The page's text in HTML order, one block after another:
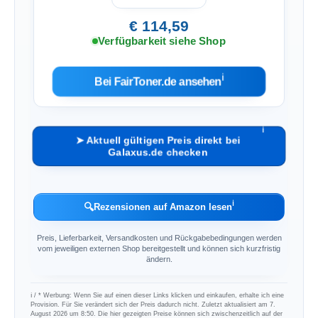
€ 114,59
Verfügbarkeit siehe Shop
Bei FairToner.de ansehenℹ︎
➤ Aktuell gültigen Preis direkt bei
Galaxus.de checken
ℹ︎
🔍Rezensionen auf Amazon lesenℹ︎
Preis, Lieferbarkeit, Versandkosten und Rückgabebedingungen werden
vom jeweiligen externen Shop bereitgestellt und können sich kurzfristig
ändern.
ℹ︎ / * Werbung: Wenn Sie auf einen dieser Links klicken und einkaufen, erhalte ich eine
Provision. Für Sie verändert sich der Preis dadurch nicht. Zuletzt aktualisiert am 7.
August 2026 um 8:50. Die hier gezeigten Preise können sich zwischenzeitlich auf der